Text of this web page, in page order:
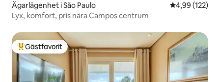
Ägarlägenhet i São Paulo 4,99 av 5 i
4,99 (122)
Lyx, komfort, pris nära Campos centrum
Populär gästfavorit
Gästfavorit